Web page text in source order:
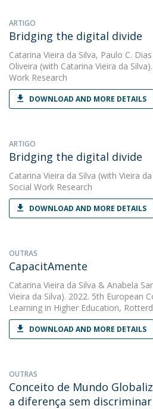
ARTIGO
Bridging the digital divide
Catarina Vieira da Silva, Paulo C. Dias
Oliveira (with Catarina Vieira da
Work Research
DOWNLOAD AND MORE DETAILS
ARTIGO
Bridging the digital divide
Catarina Vieira da Silva (with Vieira
Social Work Research
DOWNLOAD AND MORE DETAILS
OUTRAS
CapacitAmente
Catarina Vieira da Silva & Anabela
Vieira da Silva). 2022. 5th European
Learning in Higher Education,
DOWNLOAD AND MORE DETAILS
OUTRAS
Conceito de Mundo
a diferença sem discriminar